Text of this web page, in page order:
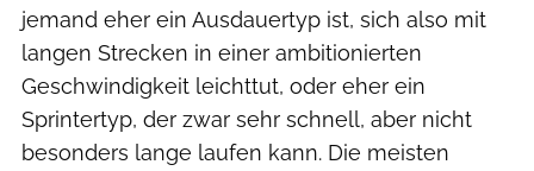
jemand eher ein Ausdauertyp ist, sich also mit
langen Strecken in einer ambitionierten
Geschwindigkeit leichttut, oder eher ein
Sprintertyp, der zwar sehr schnell, aber nicht
besonders lange laufen kann. Die meisten